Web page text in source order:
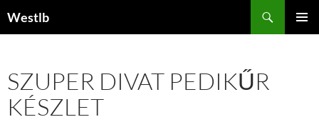
Westlb
SZUPER DIVAT PEDIKŰR
KÉSZLET